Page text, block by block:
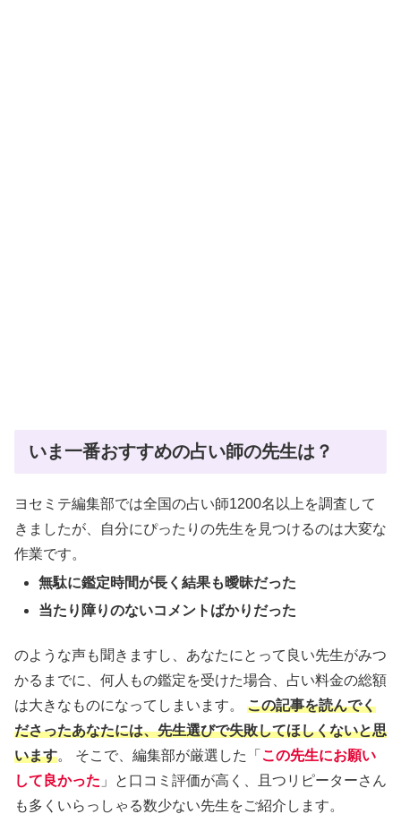
いま一番おすすめの占い師の先生は？
ヨセミテ編集部では全国の占い師1200名以上を調査して
きましたが、自分にぴったりの先生を見つけるのは大変な
作業です。
無駄に鑑定時間が長く結果も曖昧だった
当たり障りのないコメントばかりだった
のような声も聞きますし、あなたにとって良い先生がみつ
かるまでに、何人もの鑑定を受けた場合、占い料金の総額
は大きなものになってしまいます。 この記事を読んでく
ださったあなたには、先生選びで失敗してほしくないと思
います。 そこで、編集部が厳選した「 この先生にお願い
して良かった 」と口コミ評価が高く、且つリピーターさん
も多くいらっしゃる数少ない先生をご紹介します。